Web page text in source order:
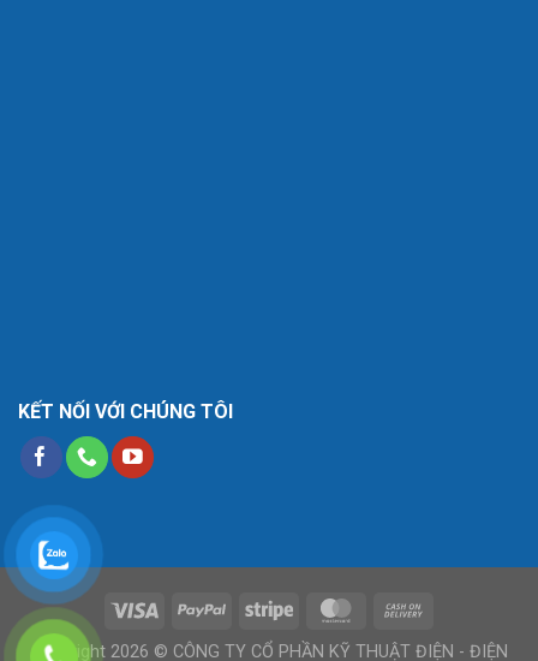
KẾT NỐI VỚI CHÚNG TÔI
Copyright 2026 © CÔNG TY CỔ PHẦN KỸ THUẬT ĐIỆN - ĐIỆN